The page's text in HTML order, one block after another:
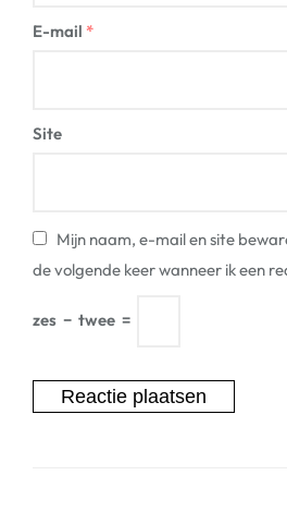
E-mail *
Site
Mijn naam, e-mail en site
de volgende keer wanneer ik een
zes − twee =